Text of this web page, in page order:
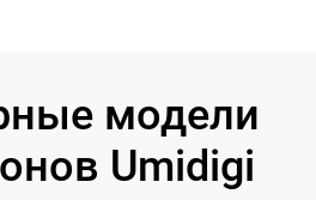
модели
Umidigi